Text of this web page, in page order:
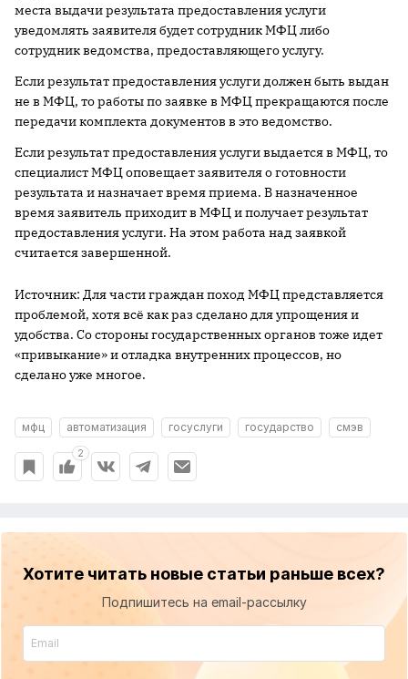
места выдачи результата предоставления услуги
уведомлять заявителя будет сотрудник МФЦ либо
сотрудник ведомства, предоставляющего услугу.
Если результат предоставления услуги должен быть выдан
не в МФЦ, то работы по заявке в МФЦ прекращаются после
передачи комплекта документов в это ведомство.
Если результат предоставления услуги выдается в МФЦ, то
специалист МФЦ оповещает заявителя о готовности
результата и назначает время приема. В назначенное
время заявитель приходит в МФЦ и получает результат
предоставления услуги. На этом работа над заявкой
считается завершенной.
Источник: Для части граждан поход МФЦ представляется
проблемой, хотя всё как раз сделано для упрощения и
удобства. Со стороны государственных органов тоже идет
«привыкание» и отладка внутренних процессов, но
сделано уже многое.
мфц автоматизация госуслуги государство смэв
2
Хотите читать новые статьи раньше всех?
Подпишитесь на email-рассылку